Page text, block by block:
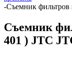
-Съемник фильтров
Съемник
401 ) JTC